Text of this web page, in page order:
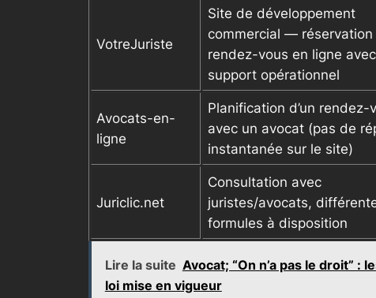
VotreJuriste
Site de développement
commercial — réservation
rendez-vous en ligne avec
support opérationnel
Avocats-en-
ligne
Planification d’un rendez-
avec un avocat (pas de
instantanée sur le site)
Juriclic.net
Consultation avec
juristes/avocats,
formules à disposition
Lire la suite Avocat; “On n’a pas le droit”
loi mise en vigueur